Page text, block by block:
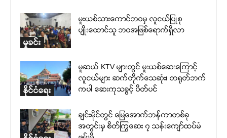
မှုခင်း
မူးယစ်သားကောင်ဘဝမှ လူငယ်ပြုစု
ပျိုးထောင်သူ ဘဝအဖြစ်ရောက်ရှိလာ
နိုင်ငံရေး
မူဆယ် KTV များတွင် မူးယစ်ဆေးကြောင့်
လူငယ်များ ဆက်တိုက်သေဆုံး၊ တရုတ်ဘက်
ကပါ ဆေးကုသခွင့် ပိတ်ပင်
ချင်းမိုင်တွင် မြေအောက်ဘန်ကာတစ်ခု
အတွင်းမှ စိတ်ကြွဆေး ၇ သန်းကျော်ထပ်မံ